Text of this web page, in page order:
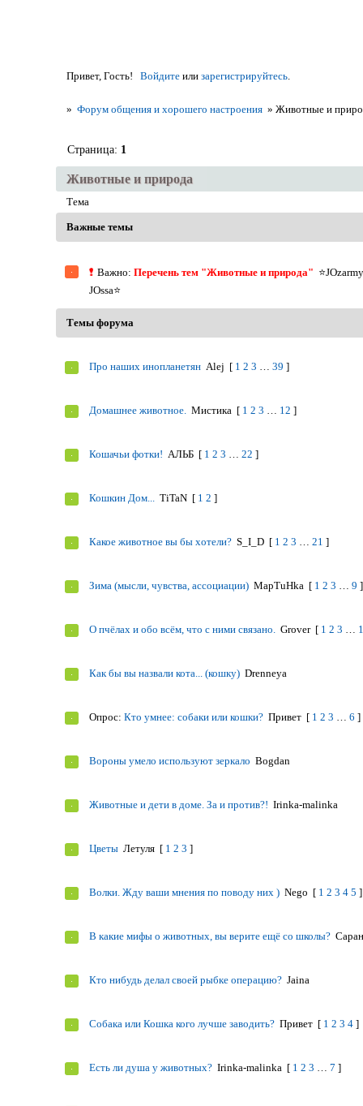
Привет, Гость! Войдите илизарегистрируйтесь.
» Форум общения и хорошего настроения » Животные и
Животные и природа
Страница: 1
Тема
Важные темы
Важно: Перечень тем "Животные и природа"
JOssa⭐
Темы форума
Про наших инопланетян Alej [ 1 2 3 … 39 ]
Домашнее животное. Мистика [ 1 2 3 … 12 ]
Кошачьи фотки! АЛЬБ [ 1 2 3 … 22 ]
Кошкин Дом... TiTaN [ 1 2 ]
Какое животное вы бы хотели? S_I_D [ 1 2 3 … 21 ]
Зима (мысли, чувства, ассоциации) MapTuHka [ 1 2 3 … 9 ]
О пчёлах и обо всём, что с ними связано. Grover [ 1 2 3 …
Как бы вы назвали кота... (кошку) Drenneya
Опрос: Кто умнее: собаки или кошки? Привет [ 1 2 3 … 6 ]
Вороны умело используют зеркало Bogdan
Животные и дети в доме. За и против?! Irinka-malinka
Цветы Летуля [ 1 2 3 ]
Волки. Жду ваши мнения по поводу них ) Nego [ 1 2 3 4 5 ]
В какие мифы о животных, вы верите ещё со школы?
Кто нибудь делал своей рыбке операцию? Jaina
Собака или Кошка кого лучше заводить? Привет [ 1 2 3 4 ]
Есть ли душа у животных? Irinka-malinka [ 1 2 3 … 7 ]